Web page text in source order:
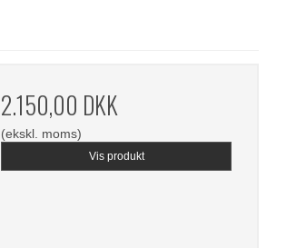
2.150,00 DKK
(ekskl. moms)
Vis produkt